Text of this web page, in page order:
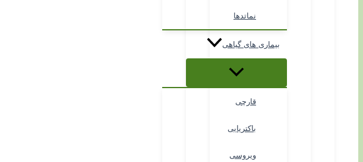
نماتدها
بیماری های گیاهی
قارچی
باکتریایی
ویروسی